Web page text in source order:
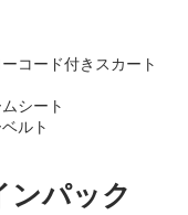
コード付きスカート
シート
ルト
ンパック